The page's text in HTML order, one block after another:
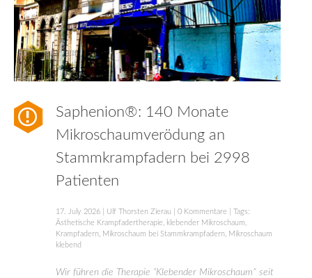
Saphenion®: 140 Monate
Mikroschaumverödung an
Stammkrampfadern bei 2998
Patienten
17. July 2026 Ulf Thorsten Zierau 0 Kommentare | Tags:
Ästhetische Krampfadertherapie
klebender Mikroschaum
Krampfadern Mikroschaum bei Stammkrampfadern Mikroschaum
klebend
Wir führen die Therapie “Klebender Mikroschaum” seit